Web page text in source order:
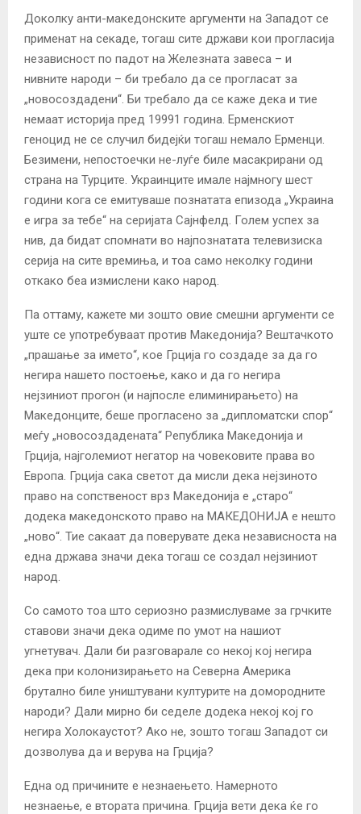
Доколку анти-македонските аргументи на Западот се
применат на секаде, тогаш сите држави кои прогласија
независност по падот на Железната завеса – и
нивните народи – би требало да се прогласат за
„новосоздадени“. Би требало да се каже дека и тие
немаат историја пред 19991 година. Ерменскиот
геноцид не се случил бидејќи тогаш немало Ерменци.
Безимени, непостоечки не-луѓе биле масакрирани од
страна на Турците. Украинците имале најмногу шест
години кога се емитуваше познатата епизода „Украина
е игра за тебе“ на серијата Сајнфелд. Голем успех за
нив, да бидат спомнати во најпознатата телевизиска
серија на сите времиња, и тоа само неколку години
откако беа измислени како народ.
Па оттаму, кажете ми зошто овие смешни аргументи се
уште се употребуваат против Македонија? Вештачкото
„прашање за името“, кое Грција го создаде за да го
негира нашето постоење, како и да го негира
нејзиниот прогон (и најпосле елиминирањето) на
Македонците, беше прогласено за „дипломатски спор“
меѓу „новосоздадената“ Република Македонија и
Грција, најголемиот негатор на човековите права во
Европа. Грција сака светот да мисли дека нејзиното
право на сопственост врз Македонија е „старо“
додека македонското право на МАКЕДОНИЈА е нешто
„ново“. Тие сакаат да поверувате дека независноста на
една држава значи дека тогаш се создал нејзиниот
народ.
Со самото тоа што сериозно размислуваме за грчките
ставови значи дека одиме по умот на нашиот
угнетувач. Дали би разговарале со некој кој негира
дека при колонизирањето на Северна Америка
брутално биле уништувани културите на домородните
народи? Дали мирно би седеле додека некој кој го
негира Холокаустот? Ако не, зошто тогаш Западот си
дозволува да и верува на Грција?
Една од причините е незнаењето. Намерното
незнаење, е втората причина. Грција вети дека ќе го